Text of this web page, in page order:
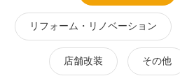
リフォーム・リノベーション
店舗改装 その他